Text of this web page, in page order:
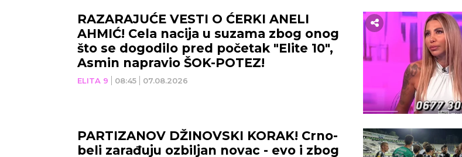
ELITA 9 08:45 07.08.2026
RAZARAJUĆE VESTI O ĆERKI ANELI
AHMIĆ! Cela nacija u suzama zbog onog
što se dogodilo pred početak "Elite 10",
Asmin napravio ŠOK-POTEZ!
PARTIZANOV DŽINOVSKI KORAK! Crno-
beli zarađuju ozbiljan novac - evo i zbog